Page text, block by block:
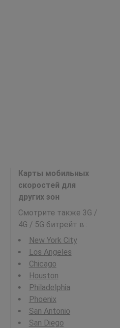
Карты мобильных
скоростей для
других зон
Смотрите также 3G /
4G / 5G битрейт в :
New York City
Los Angeles
Chicago
Houston
Philadelphia
Phoenix
San Antonio
San Diego